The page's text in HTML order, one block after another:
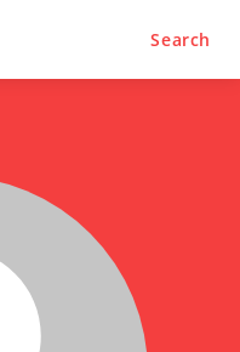
Search